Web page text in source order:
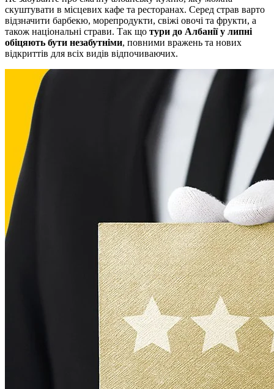
скуштувати в місцевих кафе та ресторанах. Серед страв варто
відзначити барбекю, морепродукти, свіжі овочі та фрукти, а
також національні страви. Так що тури до Албанії у липні
обіцяють бути незабутніми, повними вражень та нових
відкриттів для всіх видів відпочиваючих.